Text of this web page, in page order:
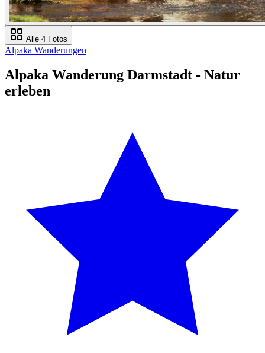
Alle 4 Fotos
Alpaka Wanderungen
Alpaka Wanderung Darmstadt - Natur
erleben